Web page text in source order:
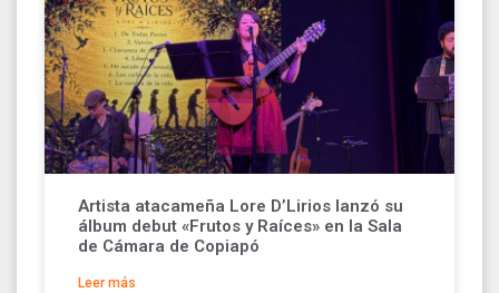
Artista atacameña Lore D’Lirios lanzó su
álbum debut «Frutos y Raíces» en la Sala
de Cámara de Copiapó
Leer más